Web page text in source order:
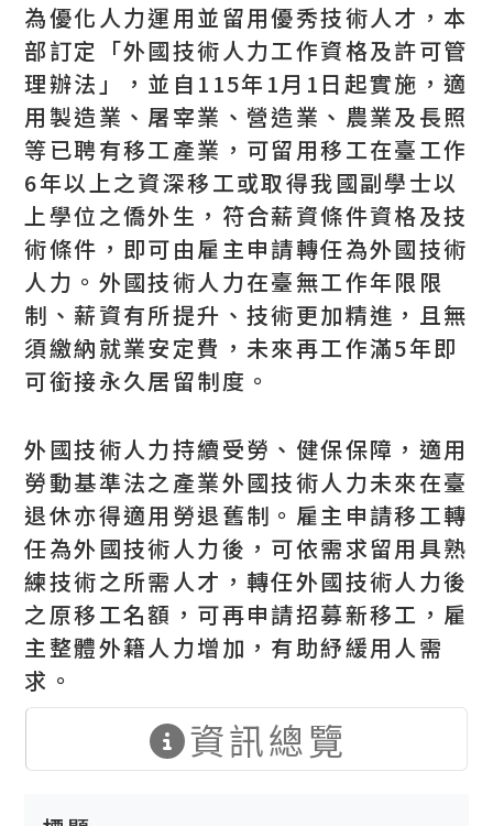
為優化人力運用並留用優秀技術人才，本
部訂定「外國技術人力工作資格及許可管
理辦法」，並自115年1月1日起實施，適
用製造業、屠宰業、營造業、農業及長照
等已聘有移工產業，可留用移工在臺工作
6年以上之資深移工或取得我國副學士以
上學位之僑外生，符合薪資條件資格及技
術條件，即可由雇主申請轉任為外國技術
人力。外國技術人力在臺無工作年限限
制、薪資有所提升、技術更加精進，且無
須繳納就業安定費，未來再工作滿5年即
可銜接永久居留制度。
外國技術人力持續受勞、健保保障，適用
勞動基準法之產業外國技術人力未來在臺
退休亦得適用勞退舊制。雇主申請移工轉
任為外國技術人力後，可依需求留用具熟
練技術之所需人才，轉任外國技術人力後
之原移工名額，可再申請招募新移工，雇
主整體外籍人力增加，有助紓緩用人需
求。
資訊總覽